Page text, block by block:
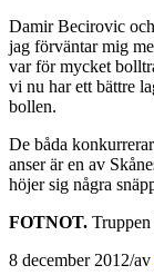
Damir Becirovic
jag förväntar mig
var för mycket
vi nu har ett bättre
bollen.
De båda
anser är en av
höjer sig några
FOTNOT.
8 december 2012/av